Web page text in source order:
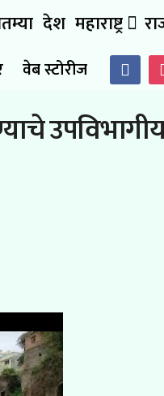
देश महाराष्ट्र
वेब स्टोरीज